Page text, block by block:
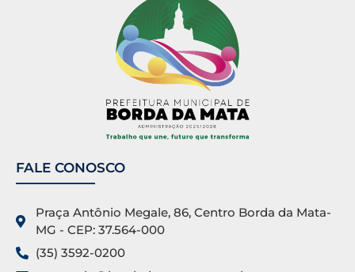
FALE CONOSCO
Praça Antônio Megale, 86, Centro Borda da Mata-
MG - CEP: 37.564-000
(35) 3592-0200